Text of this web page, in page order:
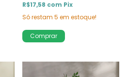
R$17,58 com Pix
Só restam 5 em estoque!
Comprar